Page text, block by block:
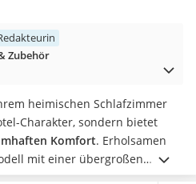
4
Zubehör
heimischen Schlafzimmer
Charakter, sondern bietet
Komfort. Erholsamen
mit einer übergroßen
Weg. Ob allein, mit dem